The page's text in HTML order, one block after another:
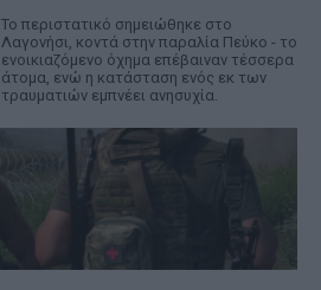
Το περιστατικό σημειώθηκε στο
Λαγονήσι, κοντά στην παραλία Πεύκο - το
ενοικιαζόμενο όχημα επέβαιναν τέσσερα
άτομα, ενώ η κατάσταση ενός εκ των
τραυματιών εμπνέει ανησυχία.